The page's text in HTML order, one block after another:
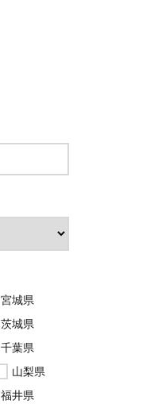
宮城県
茨城県
千葉県
山梨県
福井県